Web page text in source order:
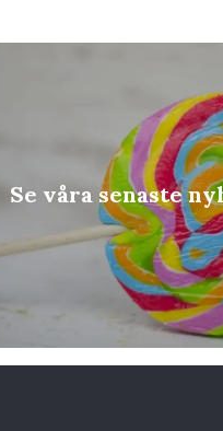
Se våra senaste